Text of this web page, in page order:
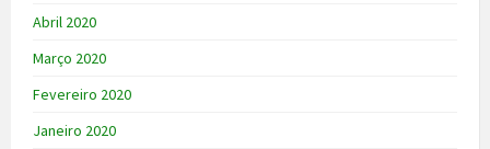
Abril 2020
Março 2020
Fevereiro 2020
Janeiro 2020